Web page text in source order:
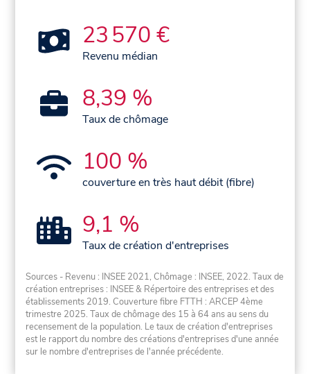
23 570 €
Revenu médian
8,39 %
Taux de chômage
100 %
couverture en très haut débit (fibre)
9,1 %
Taux de création d'entreprises
Sources - Revenu : INSEE 2021, Chômage : INSEE, 2022. Taux de
création entreprises : INSEE & Répertoire des entreprises et des
établissements 2019. Couverture fibre FTTH : ARCEP 4ème
trimestre 2025. Taux de chômage des 15 à 64 ans au sens du
recensement de la population. Le taux de création d'entreprises
est le rapport du nombre des créations d'entreprises d'une année
sur le nombre d'entreprises de l'année précédente.